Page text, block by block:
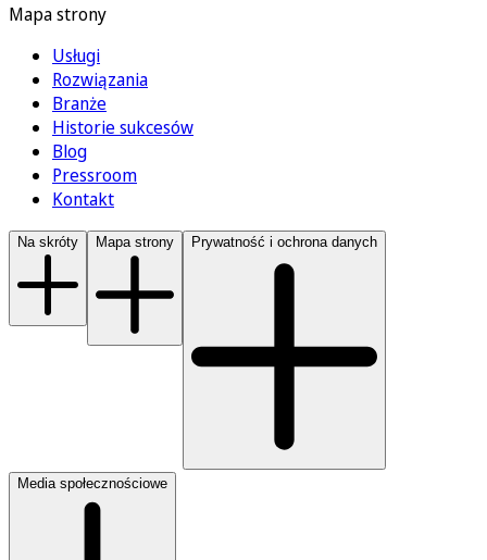
Mapa strony
Usługi
Rozwiązania
Branże
Historie sukcesów
Blog
Pressroom
Kontakt
Na skróty Mapa strony Prywatność i ochrona danych
Media społecznościowe